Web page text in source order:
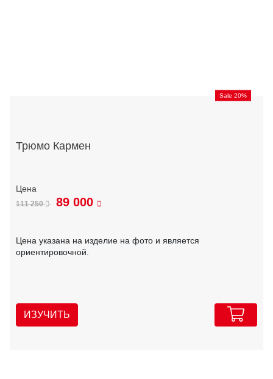
Sale 20%
Трюмо Кармен
111 250 89 000
Цена указана на изделие на фото и является
ориентировочной.
ИЗУЧИТЬ